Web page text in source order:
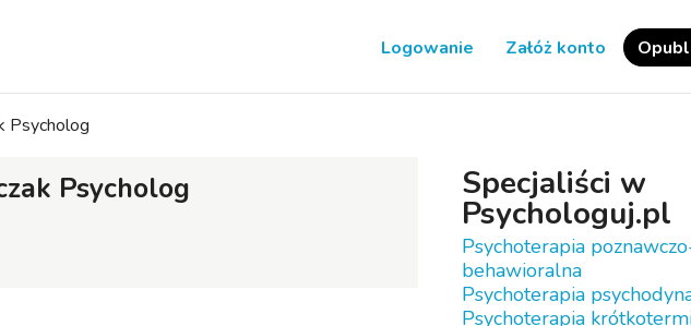
Logowanie Załóż konto
Psycholog
Psycholog Specjaliści w
Psychologuj.pl
Psychoterapia
behawioralna
Psychoterapia
Psychoterapia